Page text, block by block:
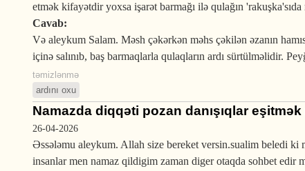
etmək kifayətdir yoxsa işarət barmağı ilə qulağın
Cavab:
Və aleykum Salam. Məsh çəkərkən məhs çəkilən əzanın
içinə salınıb, baş barmaqlarla qulaqların ardı sürtülməlidir.
təmizlənmə
ardını oxu
Namazda diqqəti pozan danışıqlar
26-04-2026
Əssələmu aleykum. Allah size bereket versin.sualim beledi
insanlar men namaz qildigim zaman diger otaqda sohbet edir